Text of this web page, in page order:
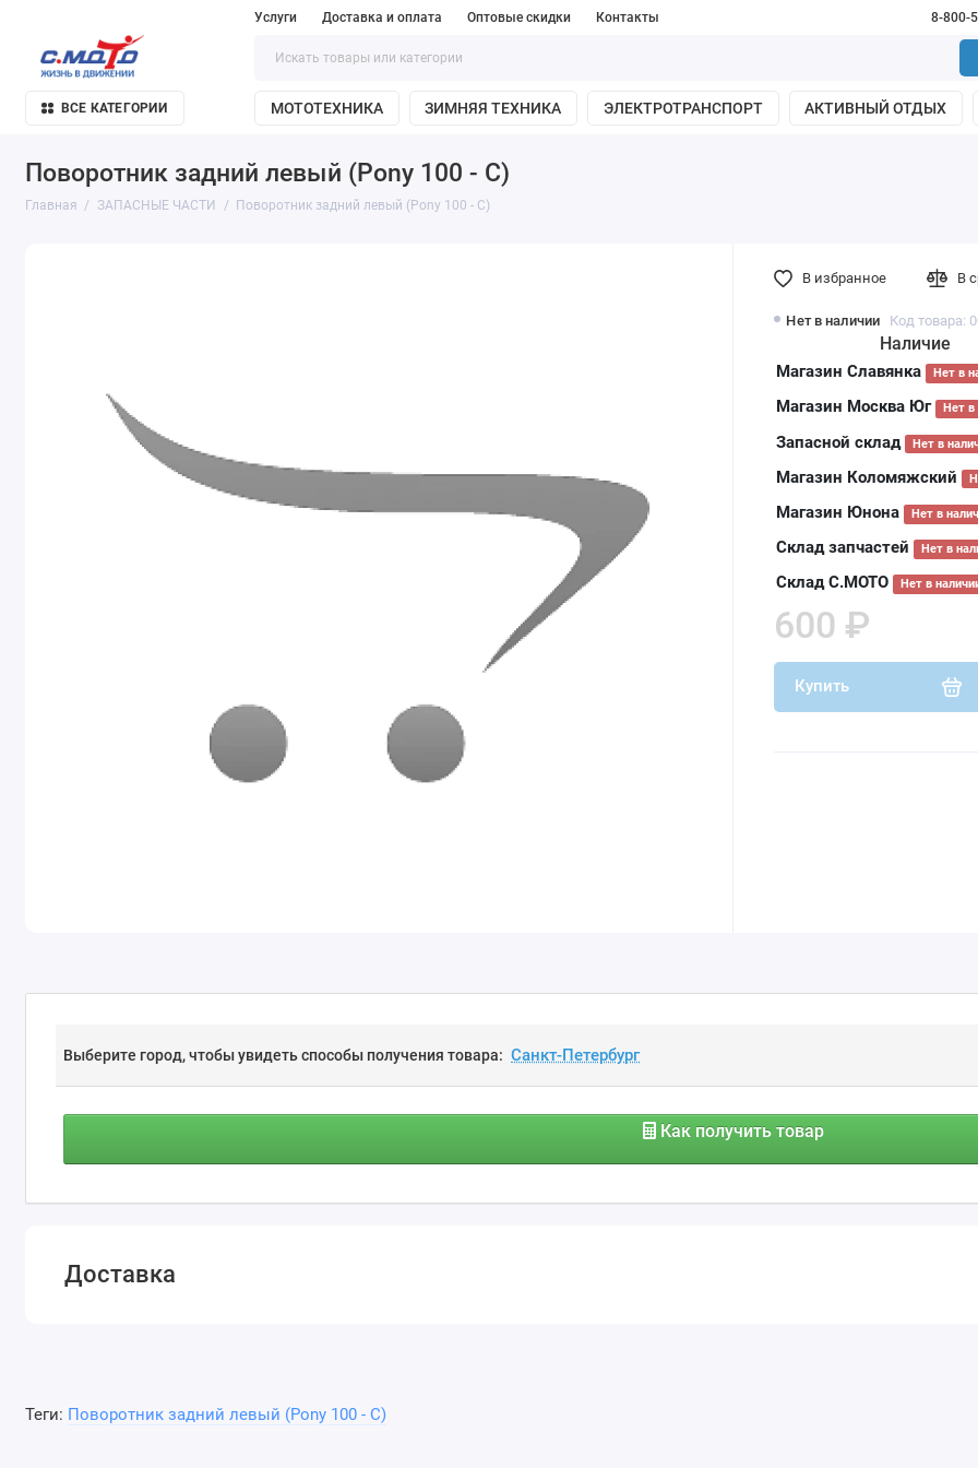
Услуги Доставка и оплата Оптовые скидки Контакты 8-800-
ВСЕ КАТЕГОРИИ МОТОТЕХНИКА ЗИМНЯЯ ТЕХНИКА ЭЛЕКТРОТРАНСПОРТ АКТИВНЫЙ ОТДЫХ
Поворотник задний левый (Pony 100 - С)
Главная ЗАПАСНЫЕ ЧАСТИ Поворотник задний левый (Pony 100 - С)
Нет в наличии Код товара:
Наличие
Магазин Славянка Нет в
Магазин Москва Юг Нет в
Запасной склад Нет в
Магазин Коломяжский
Магазин Юнона Нет в
Склад запчастей Нет в
Склад С.МОТО Нет в
600 ₽
Купить
В избранное В
Выберите город, чтобы увидеть способы получения товара:
Как получить товар
Доставка
Теги: Поворотник задний левый (Pony 100 - С)